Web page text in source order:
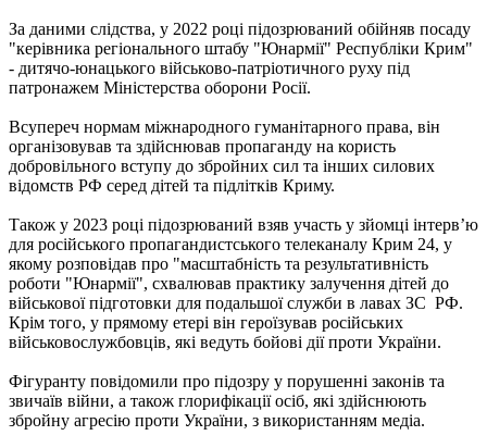
За даними слідства, у 2022 році підозрюваний обійняв посаду
"керівника регіонального штабу "Юнармії" Республіки Крим"
- дитячо-юнацького військово-патріотичного руху під
патронажем Міністерства оборони Росії.
Всупереч нормам міжнародного гуманітарного права, він
організовував та здійснював пропаганду на користь
добровільного вступу до збройних сил та інших силових
відомств РФ серед дітей та підлітків Криму.
Також у 2023 році підозрюваний взяв участь у зйомці інтерв’ю
для російського пропагандистського телеканалу Крим 24, у
якому розповідав про "масштабність та результативність
роботи "Юнармії", схвалював практику залучення дітей до
військової підготовки для подальшої служби в лавах ЗС РФ.
Крім того, у прямому етері він героїзував російських
військовослужбовців, які ведуть бойові дії проти України.
Фігуранту повідомили про підозру у порушенні законів та
звичаїв війни, а також глорифікації осіб, які здійснюють
збройну агресію проти України, з використанням медіа.